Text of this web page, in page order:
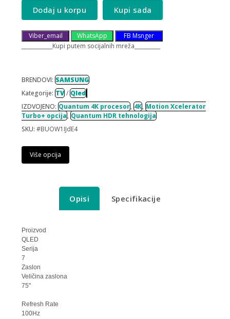
Dodaj u korpu Kupi sada
Viber_email WhatsApp
FB Msnger
____________Kupi putem socijalnih mreža__________
BRENDOVI: SAMSUNG
Kategorije: TV / Qled
IZDVOJENO: Quantum 4K procesor, 4K, Motion Xcelerator
Turbo+ opcija, Quantum HDR tehnologija
SKU: #BUOW1IJdE4
Više opcija
Opisi Specifikacije
Proizvod
QLED
Serija
7
Zaslon
Veličina zaslona
75"
Refresh Rate
100Hz